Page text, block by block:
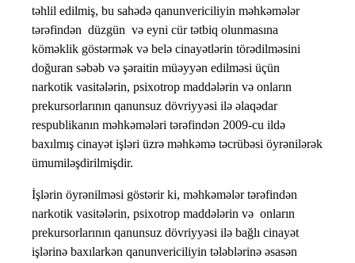
təhlil edilmiş, bu sahədə qanunvericiliyin məhkəmələr
tərəfindən düzgün və eyni cür tətbiq olunmasına
köməklik göstərmək və belə cinayətlərin törədilməsini
doğuran səbəb və şəraitin müəyyən edilməsi üçün
narkotik vasitələrin, psixotrop maddələrin və onların
prekursorlarının qanunsuz dövriyyəsi ilə əlaqədar
respublikanın məhkəmələri tərəfindən 2009-cu ildə
baxılmış cinayət işləri üzrə məhkəmə təcrübəsi öyrənilərək
ümumiləşdirilmişdir.
İşlərin öyrənilməsi göstərir ki, məhkəmələr tərəfindən
narkotik vasitələrin, psixotrop maddələrin və onların
prekursorlarının qanunsuz dövriyyəsi ilə bağlı cinayət
işlərinə baxılarkən qanunvericiliyin tələblərinə əsasən